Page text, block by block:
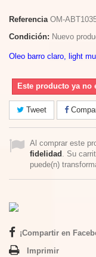
Referencia OM-
Condición: Nuevo
Oleo barro claro, light
Este producto ya no
Tweet
Al comprar este
fidelidad . Su
puede(n)
¡Compartir en
Imprimir